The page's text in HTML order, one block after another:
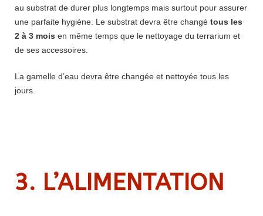
au substrat de durer plus longtemps mais surtout pour assurer
une parfaite hygiène. Le substrat devra être changé tous les
2 à 3 mois en même temps que le nettoyage du terrarium et
de ses accessoires.
La gamelle d’eau devra être changée et nettoyée tous les
jours.
3. L’ALIMENTATION